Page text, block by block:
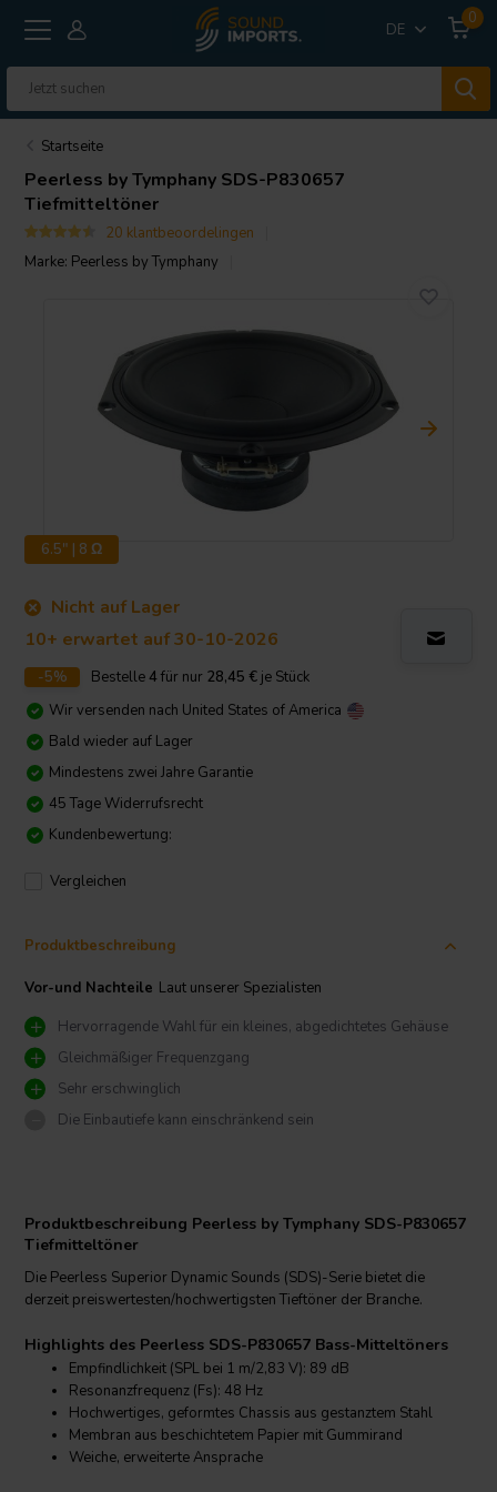
DE
0
Startseite
Peerless by Tymphany SDS-P830657
Tiefmitteltöner
20 klantbeoordelingen
Marke: Peerless by Tymphany
6.5" | 8 Ω
Nicht auf Lager
10+ erwartet auf 30-10-2026
-5% Bestelle4 für nur 28,45 € je Stück
Wir versenden nach United States of America
Bald wieder auf Lager
Mindestens zwei Jahre Garantie
45 Tage Widerrufsrecht
Kundenbewertung:
Vergleichen
Produktbeschreibung
Vor-und Nachteile Laut unserer Spezialisten
Hervorragende Wahl für ein kleines, abgedichtetes Gehäuse
Gleichmäßiger Frequenzgang
Sehr erschwinglich
Die Einbautiefe kann einschränkend sein
Produktbeschreibung Peerless by Tymphany SDS-P830657
Tiefmitteltöner
Die Peerless Superior Dynamic Sounds (SDS)-Serie bietet die
derzeit preiswertesten/hochwertigsten Tieftöner der Branche.
Highlights des Peerless SDS-P830657 Bass-Mitteltöners
Empfindlichkeit (SPL bei 1 m/2,83 V): 89 dB
Resonanzfrequenz (Fs): 48 Hz
Hochwertiges, geformtes Chassis aus gestanztem Stahl
Membran aus beschichtetem Papier mit Gummirand
Weiche, erweiterte Ansprache